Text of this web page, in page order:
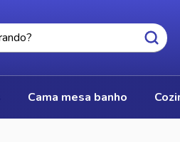
cama mesa banho